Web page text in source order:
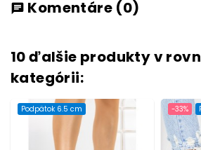
chat Komentáre (0)
10 ďalšie produkty v
kategórii:
Podpätok 6.5 cm -33%